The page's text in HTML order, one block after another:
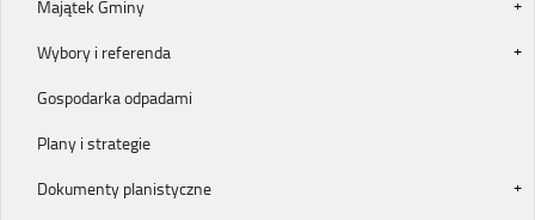
Majątek Gminy
Wybory i referenda
Gospodarka odpadami
Plany i strategie
Dokumenty planistyczne